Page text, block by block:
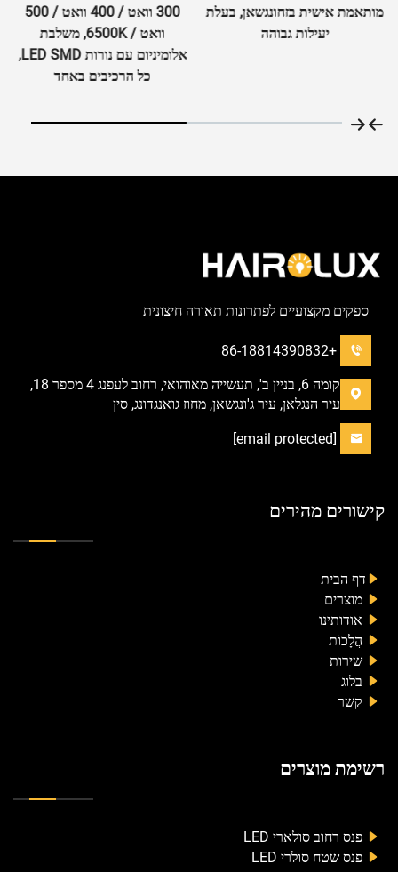
מותאמת אישית בזחונגשאן, בעלת
יעילות גבוהה
300 וואט / 400 וואט / 500
וואט / 6500K, משלבת
אלומיניום עם נורות LED SMD,
כל הרכיבים באחד
ספקים מקצועיים לפתרונות תאורה חיצונית
+86-18814390832
קומה 6, בניין ב', תעשייה מאוהואי, רחוב לעפנג 4 מספר 18,
עיר הנגלאן, עיר ג'ונגשאן, מחוז גואנגדונג, סין
[email protected]
קישורים מהירים
דף הבית
מוצרים
אודותינו
הֲלָכוֹת
שירות
בלוג
קשר
רשימת מוצרים
פנס רחוב סולארי LED
פנס שטח סולרי LED